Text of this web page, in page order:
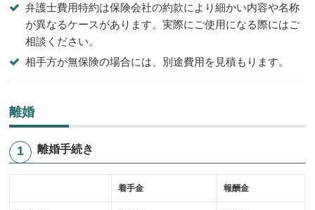
弁護士費用特約は保険会社の約款により細かい内容や名称
が異なるケースがあります。実際にご使用になる際にはご
相談ください。
相手方が無保険の場合には、別途費用を見積もります。
離婚
離婚手続き
着手金 報酬金